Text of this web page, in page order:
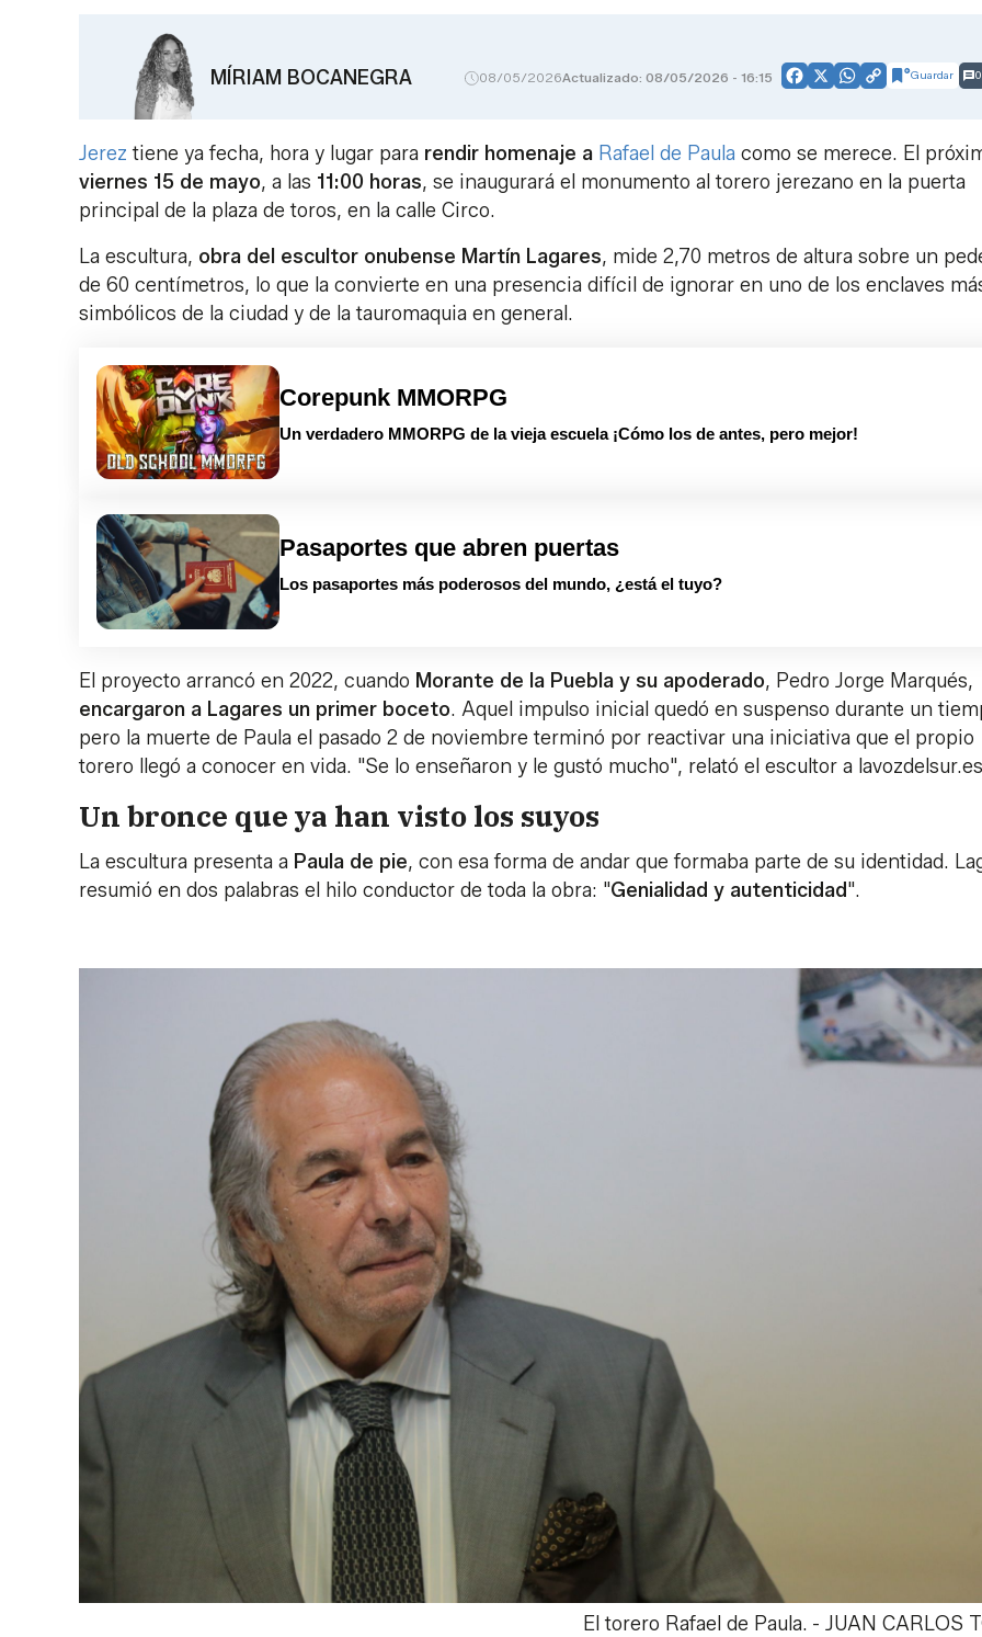
MÍRIAM BOCANEGRA 08/05/2026Actualizado: 08/05/2026 - 16:15 Facebook
X WhatsApp
CopyGuardar 0
Jerez tiene ya fecha, hora y lugar para rendir homenaje a Rafael de Paula como se merece. El
viernes 15 de mayo, a las 11:00 horas, se inaugurará el monumento al torero jerezano en la puerta
principal de la plaza de toros, en la calle Circo.
La escultura, obra del escultor onubense Martín Lagares, mide 2,70 metros de altura sobre un
de 60 centímetros, lo que la convierte en una presencia difícil de ignorar en uno de los enclaves
simbólicos de la ciudad y de la tauromaquia en general.
Corepunk MMORPG
Un verdadero MMORPG de la vieja escuela ¡Cómo los de antes, pero mejor!
Pasaportes que abren puertas
Los pasaportes más poderosos del mundo, ¿está el tuyo?
El proyecto arrancó en 2022, cuando Morante de la Puebla y su apoderado, Pedro Jorge Marqués,
encargaron a Lagares un primer boceto. Aquel impulso inicial quedó en suspenso durante un
pero la muerte de Paula el pasado 2 de noviembre terminó por reactivar una iniciativa que el propio
torero llegó a conocer en vida. "Se lo enseñaron y le gustó mucho", relató el escultor a
Un bronce que ya han visto los suyos
La escultura presenta a Paula de pie, con esa forma de andar que formaba parte de su identidad.
resumió en dos palabras el hilo conductor de toda la obra: "Genialidad y autenticidad".
El torero Rafael de Paula. - JUAN CARLOS